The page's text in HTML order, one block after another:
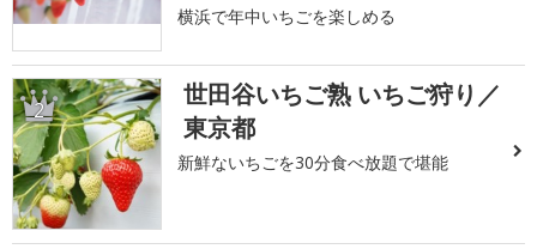
横浜で年中いちごを楽しめる
2
世田谷いちご熟 いちご狩り／
東京都
新鮮ないちごを30分食べ放題で堪能